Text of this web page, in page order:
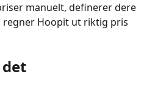
manuelt, definerer dere
regner Hoopit ut riktig pris